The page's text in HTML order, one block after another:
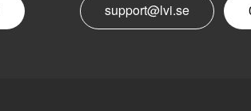
support@lvi.se